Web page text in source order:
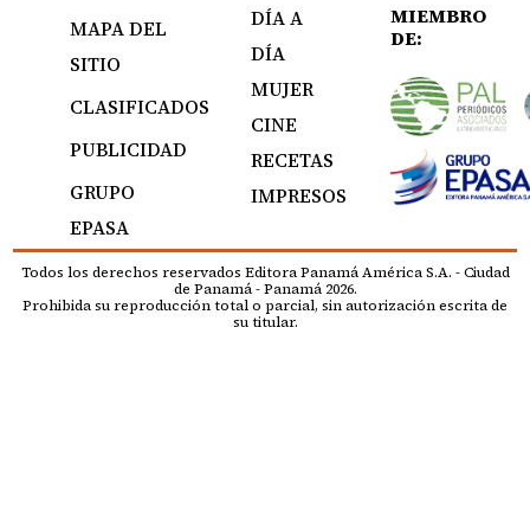
MAPA DEL
SITIO
CLASIFICADOS
PUBLICIDAD
GRUPO
EPASA
DÍA A
DÍA
MUJER
CINE
RECETAS
IMPRESOS
MIEMBRO
DE:
Todos los derechos reservados Editora Panamá América S.A. - Ciudad
de Panamá - Panamá 2026.
Prohibida su reproducción total o parcial, sin autorización escrita de
su titular.